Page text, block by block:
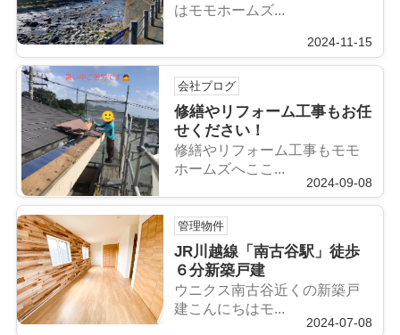
はモモホームズ...
2024-11-15
会社ブログ
修繕やリフォーム工事もお任
せください！
修繕やリフォーム工事もモモ
ホームズへここ...
2024-09-08
管理物件
JR川越線「南古谷駅」徒歩
６分新築戸建
ウニクス南古谷近くの新築戸
建こんにちはモ...
2024-07-08